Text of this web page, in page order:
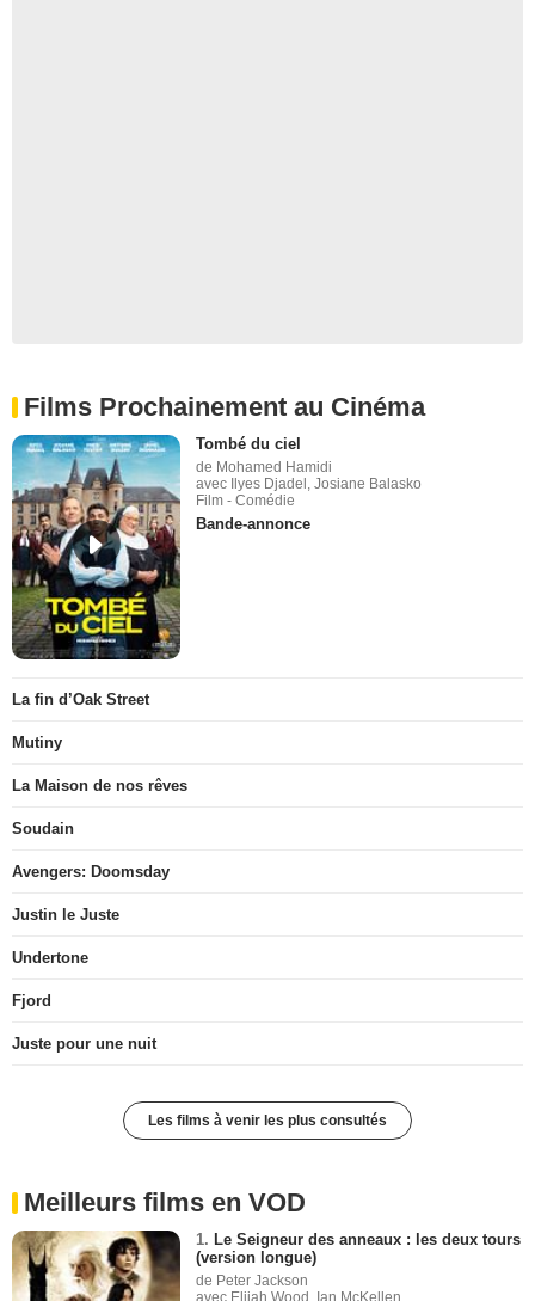
Films Prochainement au Cinéma
Tombé du ciel
de Mohamed Hamidi
avec Ilyes Djadel, Josiane Balasko
Film - Comédie
Bande-annonce
La fin d’Oak Street
Mutiny
La Maison de nos rêves
Soudain
Avengers: Doomsday
Justin le Juste
Undertone
Fjord
Juste pour une nuit
Les films à venir les plus consultés
Meilleurs films en VOD
1. Le Seigneur des anneaux : les deux tours
(version longue)
de Peter Jackson
avec Elijah Wood, Ian McKellen